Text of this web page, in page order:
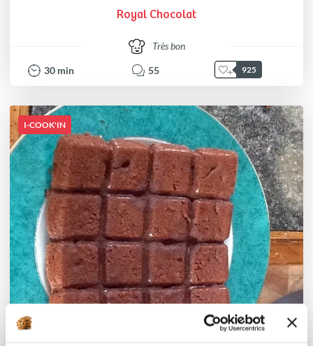
Royal Chocolat
Très bon
30 min 55 925
I-COOK'IN